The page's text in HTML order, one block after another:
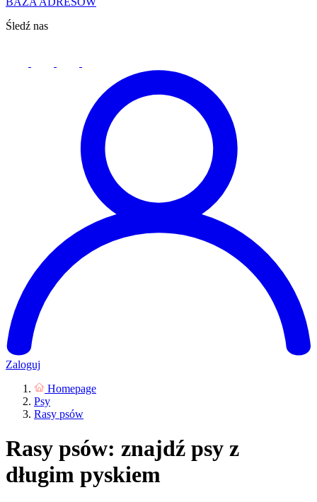
Śledź nas
Zaloguj
Homepage
Psy
Rasy psów
Rasy psów: znajdź psy z
długim pyskiem